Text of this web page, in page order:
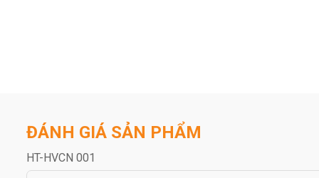
ĐÁNH GIÁ SẢN PHẨM
HT-HVCN 001